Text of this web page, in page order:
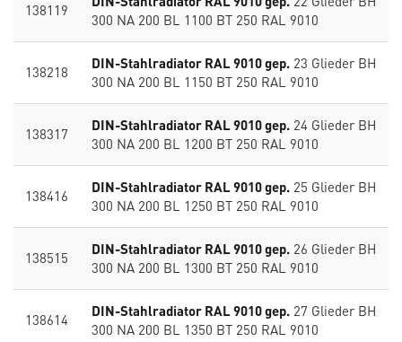
138119
300 NA 200 BL 1100 BT 250 RAL 9010
138218 DIN-Stahlradiator RAL 9010 gep. 23 Glieder BH
300 NA 200 BL 1150 BT 250 RAL 9010
138317 DIN-Stahlradiator RAL 9010 gep. 24 Glieder BH
300 NA 200 BL 1200 BT 250 RAL 9010
138416 DIN-Stahlradiator RAL 9010 gep. 25 Glieder BH
300 NA 200 BL 1250 BT 250 RAL 9010
138515 DIN-Stahlradiator RAL 9010 gep. 26 Glieder BH
300 NA 200 BL 1300 BT 250 RAL 9010
138614 DIN-Stahlradiator RAL 9010 gep. 27 Glieder BH
300 NA 200 BL 1350 BT 250 RAL 9010